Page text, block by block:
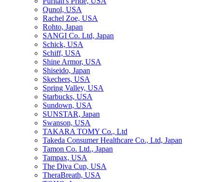
Qunol, USA
Rachel Zoe, USA
Rohto, Japan
SANGI Co. Ltd, Japan
Schick, USA
Schiff, USA
Shine Armor, USA
Shiseido, Japan
Skechers, USA
Spring Valley, USA
Starbucks, USA
Sundown, USA
SUNSTAR, Japan
Swanson, USA
TAKARA TOMY Co., Ltd
Takeda Consumer Healthcare Co., Ltd, Japan
Tamon Co. Ltd., Japan
Tampax, USA
The Diva Cup, USA
TheraBreath, USA